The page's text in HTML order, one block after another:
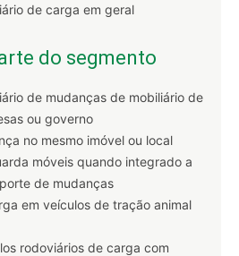
de carga em geral
do segmento
de mudanças de mobiliário de
ou governo
no mesmo imóvel ou local
móveis quando integrado a
de mudanças
em veículos de tração animal
rodoviários de carga com